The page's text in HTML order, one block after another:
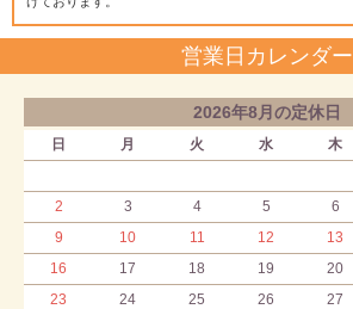
営業日カレンダー
2026年8月の定休日
日 月 火 水 木
2
3 4 5 6
9
10 11 12 13
16
17 18 19 20
23
24 25 26 27